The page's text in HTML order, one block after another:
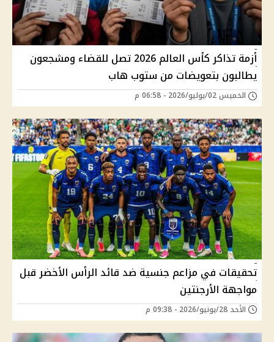
أزمة تذاكر كأس العالم 2026 تصل للقضاء ومشجعون
يطالبون بتعويضات من ستوب هاب
الخميس 02/يوليو/2026 - 06:58 م
تحقيقات في مزاعم جنسية ضد قائد الرأس الأخضر قبل
مواجهة الأرجنتين
الأحد 28/يونيو/2026 - 09:38 م